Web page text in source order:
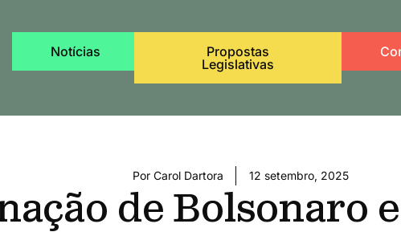
Notícias
Propostas
Legislativas
PorCarol Dartora 12 setembro, 2025
de Bolsonaro